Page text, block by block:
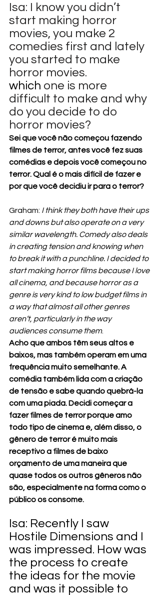
Isa: I know you didn’t
start making horror
movies, you make 2
comedies first and lately
you started to make
horror movies.
which one is more
difficult to make and why
do you decide to do
horror movies?
Sei que você não começou fazendo
filmes de terror, antes você fez suas
comédias e depois você começou no
terror. Qual é o mais difícil de fazer e
por que você decidiu ir para o terror?
Graham: I think they both have their ups
and downs but also operate on a very
similar wavelength. Comedy also deals
in creating tension and knowing when
to break it with a punchline. I decided to
start making horror films because I love
all cinema, and because horror as a
genre is very kind to low budget films in
a way that almost all other genres
aren’t, particularly in the way
audiences consume them.
Acho que ambos têm seus altos e
baixos, mas também operam em uma
frequência muito semelhante. A
comédia também lida com a criação
de tensão e sabe quando quebrá-la
com uma piada. Decidi começar a
fazer filmes de terror porque amo
todo tipo de cinema e, além disso, o
gênero de terror é muito mais
receptivo a filmes de baixo
orçamento de uma maneira que
quase todos os outros gêneros não
são, especialmente na forma como o
público os consome.
Isa: Recently I saw
Hostile Dimensions and I
was impressed. How was
the process to create
the ideas for the movie
and was it possible to